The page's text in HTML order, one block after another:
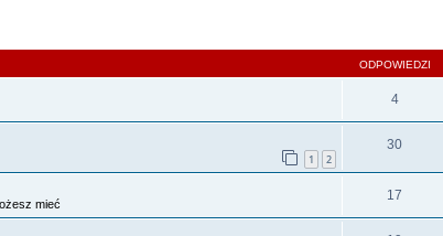
ODPOWIEDZI
4
1 2
30
mieć
17